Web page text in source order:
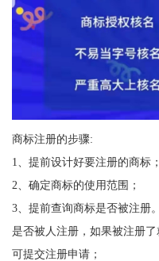
商标注册的步骤:
1、提前设计好要注册的商标；
2、确定商标的使用范围；
3、提前查询商标是否被注册
是否被人注册，如果被注册
可提交注册申请；